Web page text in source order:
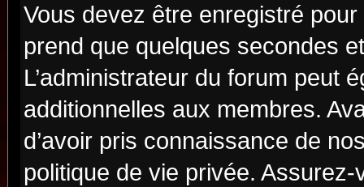
Vous devez être enregistré
prend que quelques secondes
L’administrateur du forum peut
additionnelles aux membres.
d’avoir pris connaissance de
politique de vie privée.